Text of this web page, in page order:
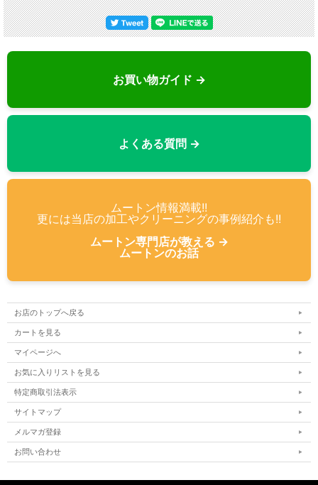
お買い物ガイド →
よくある質問 →
ムートン情報満載!!
更には当店の加工やクリーニングの事例紹介も!!
ムートン専門店が教える →
ムートンのお話
お店のトップへ戻る
カートを見る
マイページへ
お気に入りリストを見る
特定商取引法表示
サイトマップ
メルマガ登録
お問い合わせ